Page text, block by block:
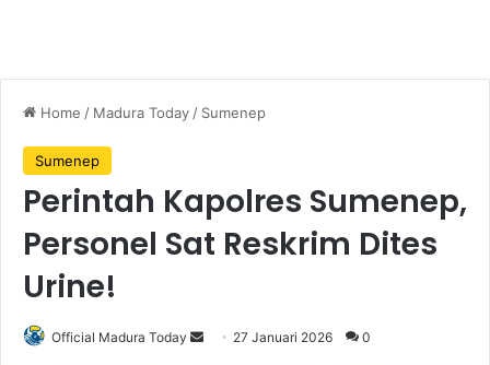
Home / Madura Today / Sumenep
Sumenep
Perintah Kapolres Sumenep,
Personel Sat Reskrim Dites
Urine!
Official Madura Today 27 Januari 2026 0